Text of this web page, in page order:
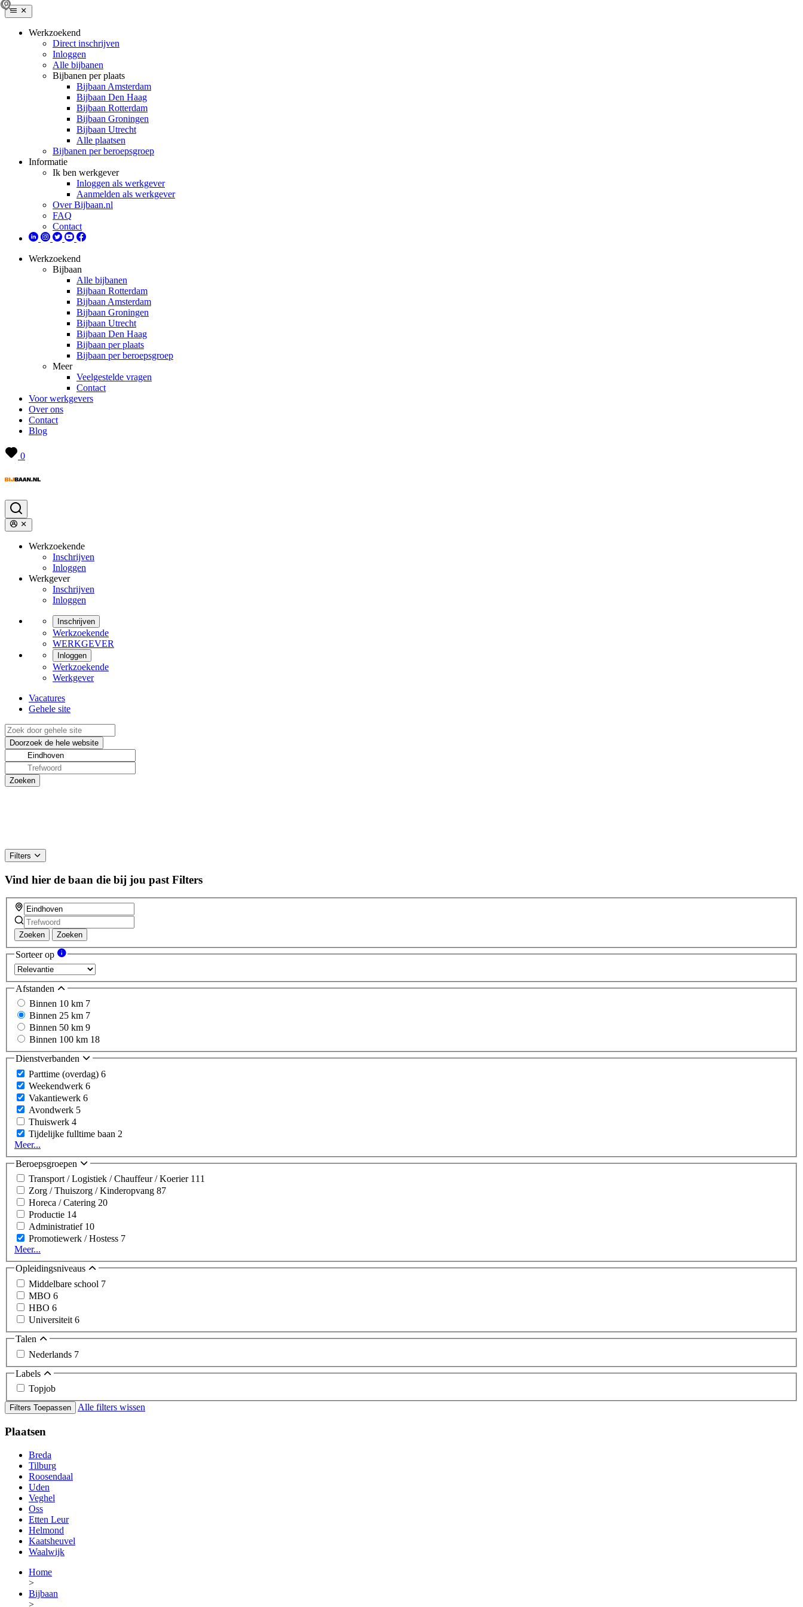
Werkzoekend
Direct inschrijven
Inloggen
Alle bijbanen
Bijbanen per plaats
Bijbaan Amsterdam
Bijbaan Den Haag
Bijbaan Rotterdam
Bijbaan Groningen
Bijbaan Utrecht
Alle plaatsen
Bijbanen per beroepsgroep
Informatie
Ik ben werkgever
Inloggen als werkgever
Aanmelden als werkgever
Over Bijbaan.nl
FAQ
Contact
Werkzoekend
Bijbaan
Alle bijbanen
Bijbaan Rotterdam
Bijbaan Amsterdam
Bijbaan Groningen
Bijbaan Utrecht
Bijbaan Den Haag
Bijbaan per plaats
Bijbaan per beroepsgroep
Meer
Veelgestelde vragen
Contact
Voor werkgevers
Over ons
Contact
Blog
0
Werkzoekende
Inschrijven
Inloggen
Werkgever
Inschrijven
Inloggen
Inschrijven
Werkzoekende
WERKGEVER
Inloggen
Werkzoekende
Werkgever
Vacatures
Gehele site
Filters
Vind hier de baan die bij jou past Filters
Zoeken Zoeken
Sorteer op
Afstanden
Binnen 10 km 7
Binnen 25 km 7
Binnen 50 km 9
Binnen 100 km 18
Dienstverbanden
Parttime (overdag) 6
Weekendwerk 6
Vakantiewerk 6
Avondwerk 5
Thuiswerk 4
Tijdelijke fulltime baan 2
Meer...
Beroepsgroepen
Transport / Logistiek / Chauffeur / Koerier 111
Zorg / Thuiszorg / Kinderopvang 87
Horeca / Catering 20
Productie 14
Administratief 10
Promotiewerk / Hostess 7
Meer...
Opleidingsniveaus
Middelbare school 7
MBO 6
HBO 6
Universiteit 6
Talen
Nederlands 7
Labels
Topjob
Filters Toepassen Alle filters wissen
Plaatsen
Breda
Tilburg
Roosendaal
Uden
Veghel
Oss
Etten Leur
Helmond
Kaatsheuvel
Waalwijk
Home
>
Bijbaan
>